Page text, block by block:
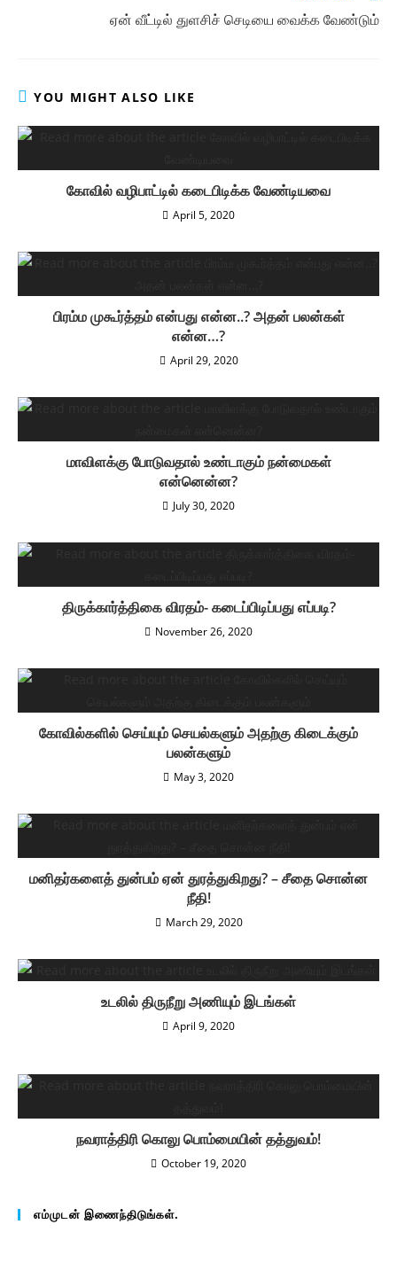
ஏன் வீட்டில் துளசிச் செடியை வைக்க வேண்டும்
YOU MIGHT ALSO LIKE
கோவில் வழிபாட்டில் கடைபிடிக்க வேண்டியவை
April 5, 2020
பிரம்ம முகூர்த்தம் என்பது என்ன..? அதன் பலன்கள்
என்ன…?
April 29, 2020
மாவிளக்கு போடுவதால் உண்டாகும் நன்மைகள்
என்னென்ன?
July 30, 2020
திருக்கார்த்திகை விரதம்- கடைப்பிடிப்பது எப்படி?
November 26, 2020
கோவில்களில் செய்யும் செயல்களும் அதற்கு கிடைக்கும்
பலன்களும்
May 3, 2020
மனிதர்களைத் துன்பம் ஏன் துரத்துகிறது? – சீதை சொன்ன
நீதி!
March 29, 2020
உடலில் திருநீறு அணியும் இடங்கள்
April 9, 2020
நவராத்திரி கொலு பொம்மையின் தத்துவம்!
October 19, 2020
எம்முடன் இணைந்திடுங்கள்.